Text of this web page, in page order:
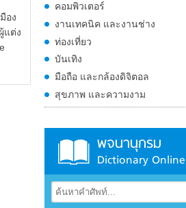
อง
แต่ง
คอมพิวเตอร์
งานเทคนิค และงานช่าง
ท่องเที่ยว
บันเทิง
มือถือ และกล้องดิจิตอล
สุขภาพ และความงาม
พจนานุกรม
Dictionary Online